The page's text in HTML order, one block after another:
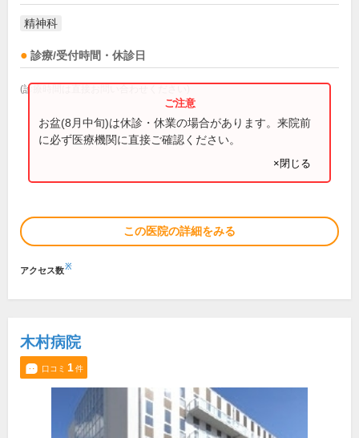
精神科
診療/受付時間・休診日
(診療時間は直接お問い合わせください)
お盆(8月中旬)は休診・休業の場合があります。来院前
に必ず医療機関に直接ご確認ください。
×閉じる
この医院の詳細をみる
アクセス数※
木村病院
口コミ 1件